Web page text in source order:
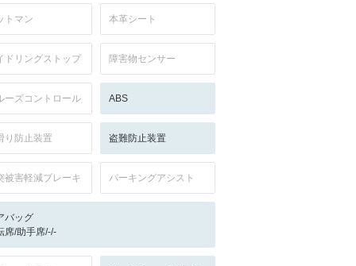
トマン 本革シート
ドリングストップ 障害物センサー
ーズコントロール ABS
り防止装置 盗難防止装置
被害軽減ブレーキ パーキングアシスト
バッグ
席/助手席/-/-